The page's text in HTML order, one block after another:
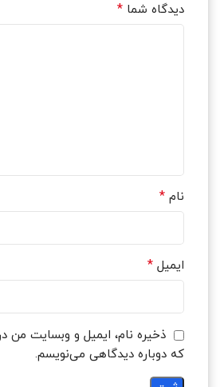
دیدگاه شما *
نام *
ایمیل *
ذخیره نام، ایمیل و وبسایت من
که دوباره دیدگاهی می‌نویسم.